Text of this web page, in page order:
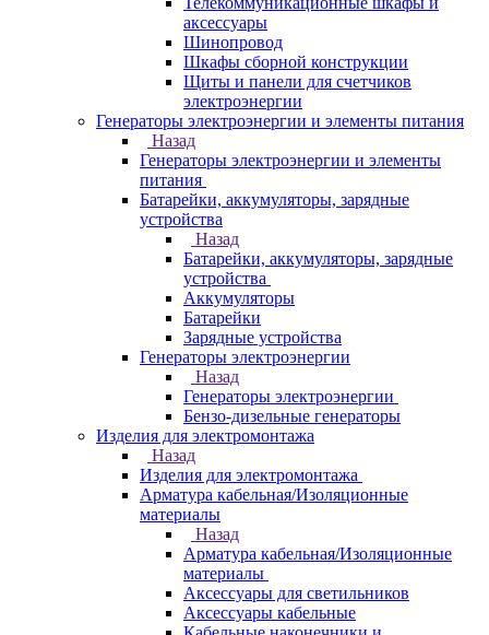
аксессуары
Шинопровод
Шкафы сборной конструкции
Щиты и панели для счетчиков
электроэнергии
Генераторы электроэнергии и элементы питания
Назад
Генераторы электроэнергии и элементы
питания
Батарейки, аккумуляторы, зарядные
устройства
Назад
Батарейки, аккумуляторы, зарядные
устройства
Аккумуляторы
Батарейки
Зарядные устройства
Генераторы электроэнергии
Назад
Генераторы электроэнергии
Бензо-дизельные генераторы
Изделия для электромонтажа
Назад
Изделия для электромонтажа
Арматура кабельная/Изоляционные
материалы
Назад
Арматура кабельная/Изоляционные
материалы
Аксессуары для светильников
Аксессуары кабельные